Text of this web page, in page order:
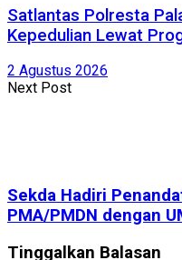
Satlantas Polresta
Kepedulian Lewat
2 Agustus 2026
Next Post
Sekda Hadiri
PMA/PMDN dengan
Tinggalkan Balasan